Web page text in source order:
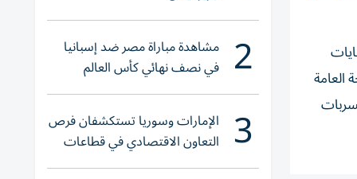
العامة
2 مشاهدة مباراة مصر ضد إسبانيا
في نصف نهائي كأس العالم
لناشئات اليد 2026
3 الإمارات وسوريا تستكشفان فرص
التعاون الاقتصادي في قطاعات
حيوية